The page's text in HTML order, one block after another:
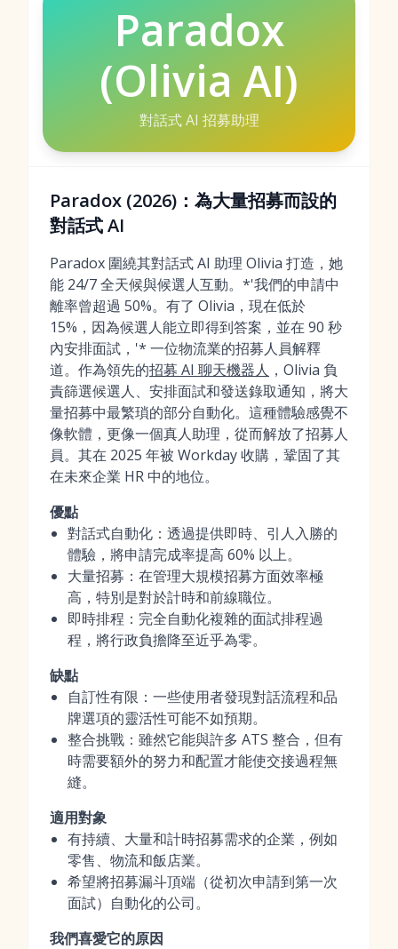
Paradox
(Olivia AI)
對話式 AI 招募助理
Paradox (2026)：為大量招募而設的
對話式 AI
Paradox 圍繞其對話式 AI 助理 Olivia 打造，她
能 24/7 全天候與候選人互動。*'我們的申請中
離率曾超過 50%。有了 Olivia，現在低於
15%，因為候選人能立即得到答案，並在 90 秒
內安排面試，'* 一位物流業的招募人員解釋
道。作為領先的招募 AI 聊天機器人 ，Olivia 負
責篩選候選人、安排面試和發送錄取通知，將大
量招募中最繁瑣的部分自動化。這種體驗感覺不
像軟體，更像一個真人助理，從而解放了招募人
員。其在 2025 年被 Workday 收購，鞏固了其
在未來企業 HR 中的地位。
優點
對話式自動化：透過提供即時、引人入勝的
體驗，將申請完成率提高 60% 以上。
大量招募：在管理大規模招募方面效率極
高，特別是對於計時和前線職位。
即時排程：完全自動化複雜的面試排程過
程，將行政負擔降至近乎為零。
缺點
自訂性有限：一些使用者發現對話流程和品
牌選項的靈活性可能不如預期。
整合挑戰：雖然它能與許多 ATS 整合，但有
時需要額外的努力和配置才能使交接過程無
縫。
適用對象
有持續、大量和計時招募需求的企業，例如
零售、物流和飯店業。
希望將招募漏斗頂端（從初次申請到第一次
面試）自動化的公司。
我們喜愛它的原因